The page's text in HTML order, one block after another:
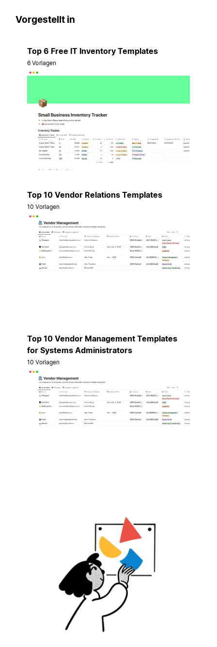
Vorgestellt in
Top 6 Free IT Inventory Templates
6 Vorlagen
Top 10 Vendor Relations Templates
10 Vorlagen
Top 10 Vendor Management Templates
for Systems Administrators
10 Vorlagen